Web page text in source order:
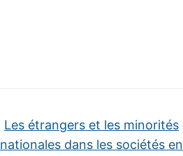
Les étrangers et les minorités
nationales dans les sociétés en